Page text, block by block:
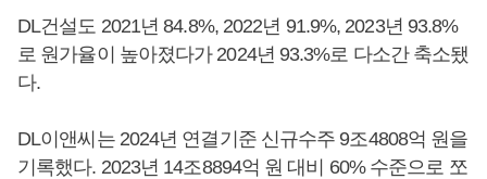
DL건설도 2021년 84.8%, 2022년 91.9%, 2023년 93.8%
로 원가율이 높아졌다가 2024년 93.3%로 다소간 축소됐
다.
DL이앤씨는 2024년 연결기준 신규수주 9조4808억 원을
기록했다. 2023년 14조8894억 원 대비 60% 수준으로 쪼